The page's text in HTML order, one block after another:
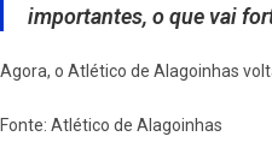
importantes, o que vai
Agora, o Atlético de Alagoinhas
Fonte: Atlético de Alagoinhas